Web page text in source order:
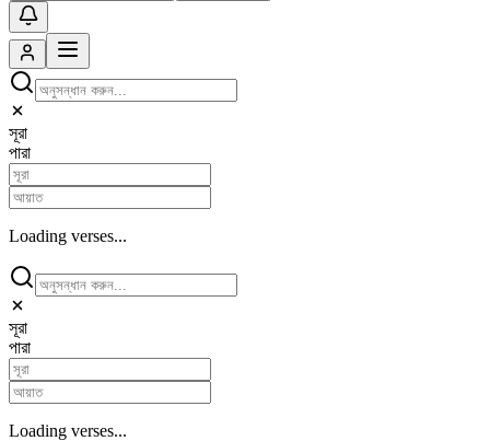
সূরা
পারা
Loading verses...
সূরা
পারা
Loading verses...